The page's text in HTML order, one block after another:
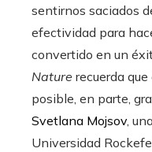
sentirnos saciados
efectividad para
convertido en un
Nature recuerda
posible, en parte,
Svetlana Mojsov,
Universidad